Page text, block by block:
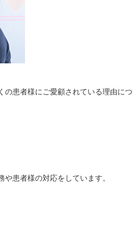
患者様にご愛顧されている理由に
患者様の対応をしています。